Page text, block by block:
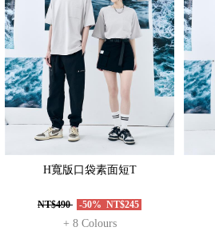
H寬版口袋素面短T
NT$490 -50% NT$245
+ 8 Colours